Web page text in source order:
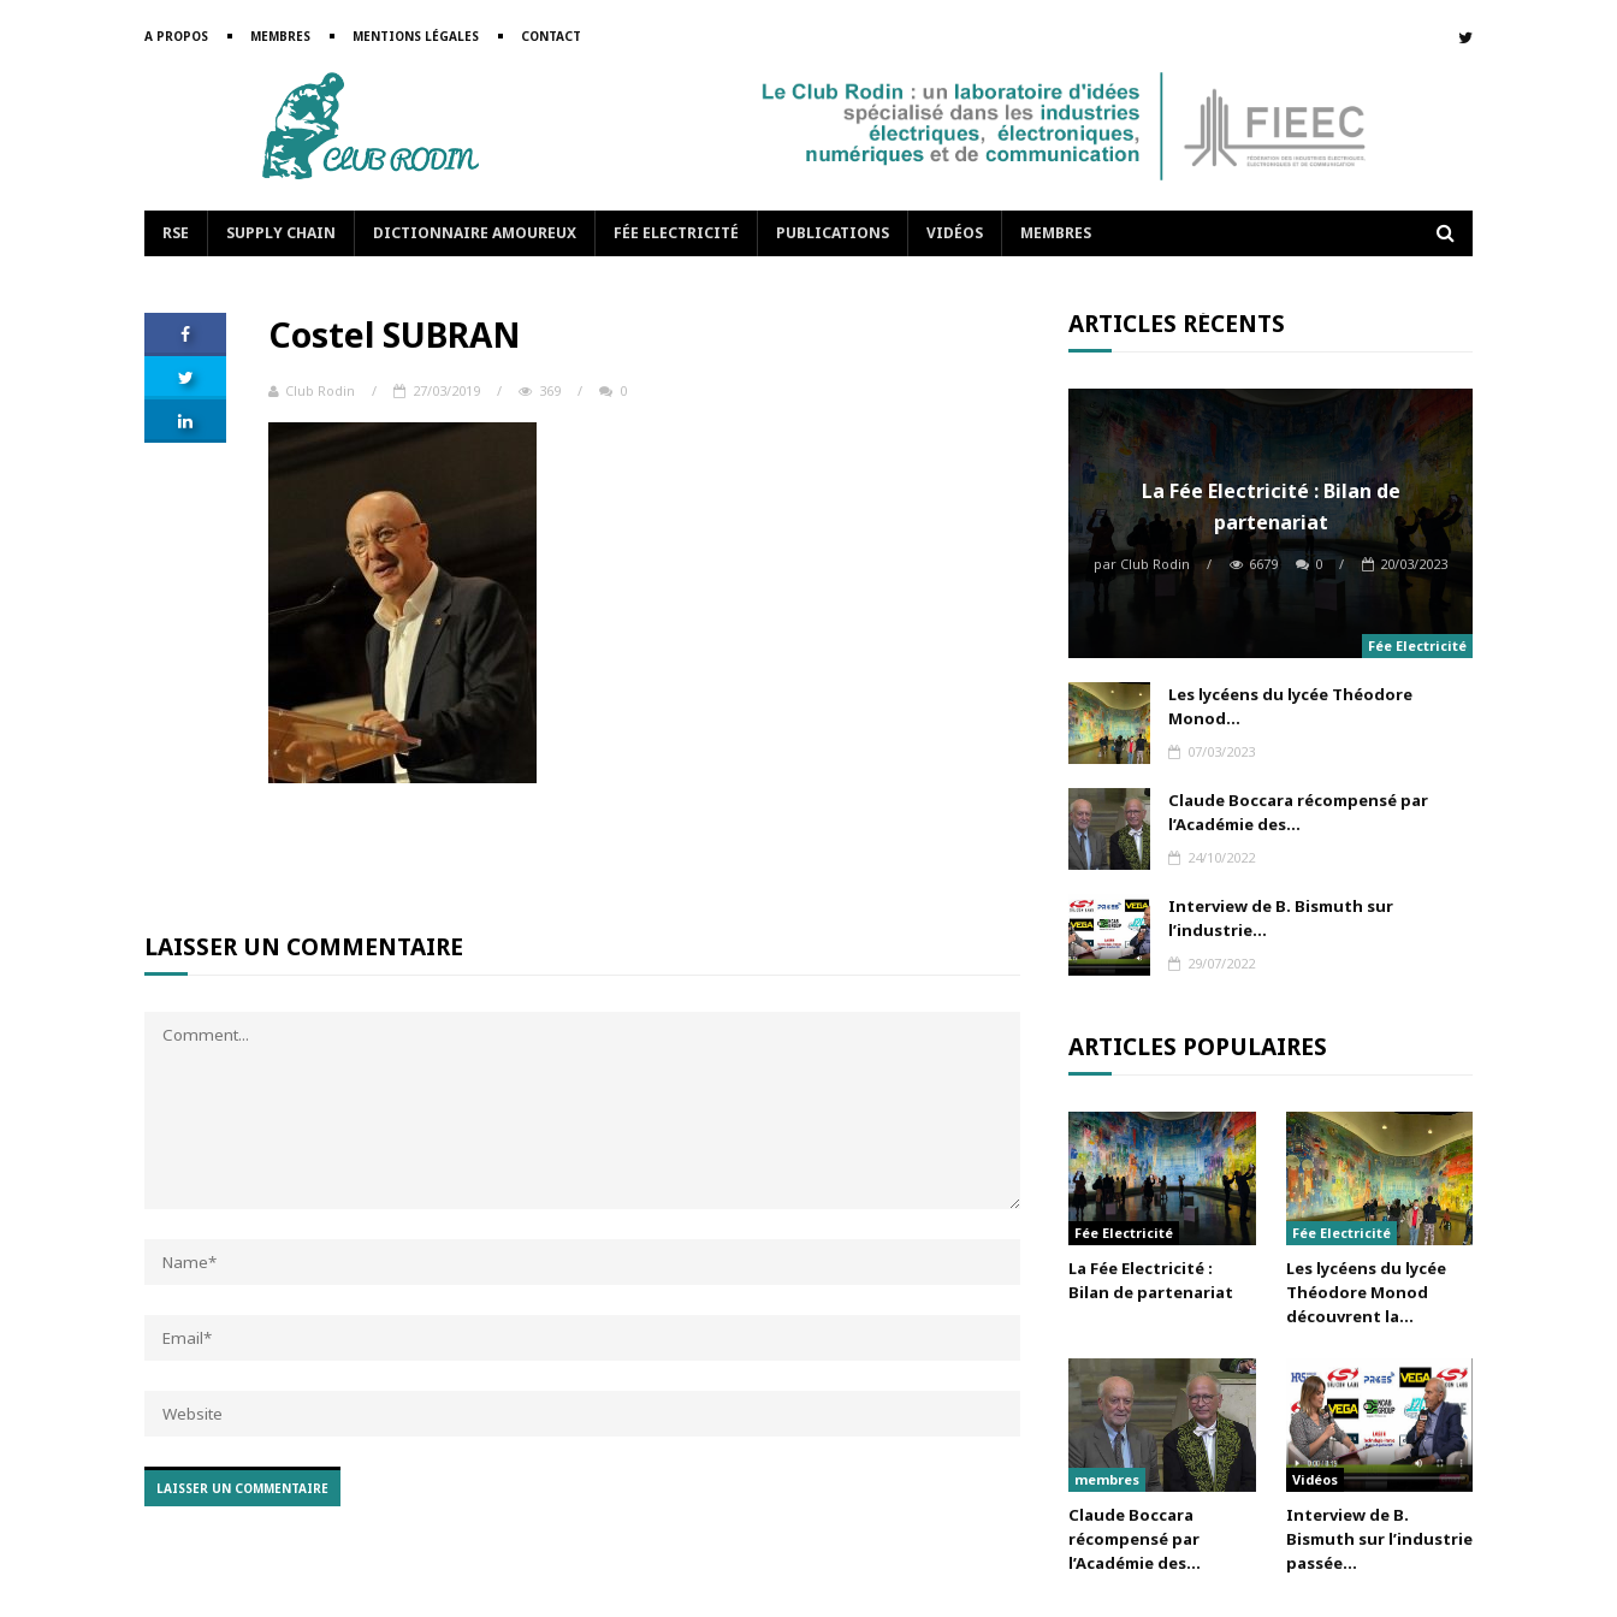
A PROPOS MEMBRES MENTIONS LÉGALES CONTACT
RSE SUPPLY CHAIN DICTIONNAIRE AMOUREUX FÉE ELECTRICITÉ PUBLICATIONS VIDÉOS MEMBRES
Costel SUBRAN
Club Rodin / 27/03/2019 / 369 / 0
LAISSER UN COMMENTAIRE
ARTICLES RÉCENTS
Fée Electricité
La Fée Electricité : Bilan de
partenariat
par Club Rodin / 6679 0 / 20/03/2023
Les lycéens du lycée Théodore
Monod...
07/03/2023
Claude Boccara récompensé par
l’Académie des...
24/10/2022
Interview de B. Bismuth sur
l’industrie...
29/07/2022
ARTICLES POPULAIRES
Fée Electricité
La Fée Electricité :
Bilan de partenariat
Fée Electricité
Les lycéens du lycée
Théodore Monod
découvrent la...
membres
Claude Boccara
récompensé par
l’Académie des...
Vidéos
Interview de B.
Bismuth sur l’industrie
passée...